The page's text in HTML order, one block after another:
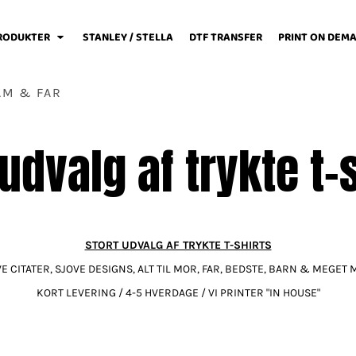
STANLEY / STELLA DTF TRANSFER PRINT ON
& FAR
af trykte
STORT UDVALG AF TRYKTE T-SHIRTS
CITATER, SJOVE DESIGNS, ALT TIL MOR, FAR, BEDSTE, BARN & MEGET
KORT LEVERING / 4-5 HVERDAGE / VI PRINTER "IN HOUSE"
Fodboldtøj Forklæder Jakker / Softshell